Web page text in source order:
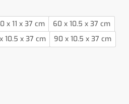
x 11 x 37 cm
60 x 10.5 x 37 cm
10.5 x 37 cm
90 x 10.5 x 37 cm